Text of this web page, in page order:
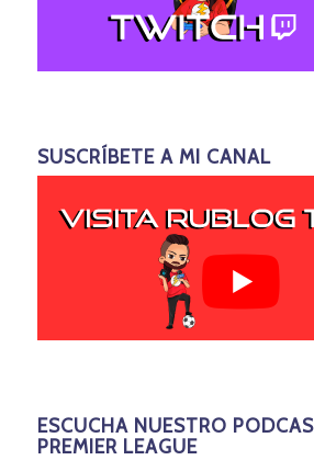
SUSCRÍBETE A MI CANAL
ESCUCHA NUESTRO
PREMIER LEAGUE